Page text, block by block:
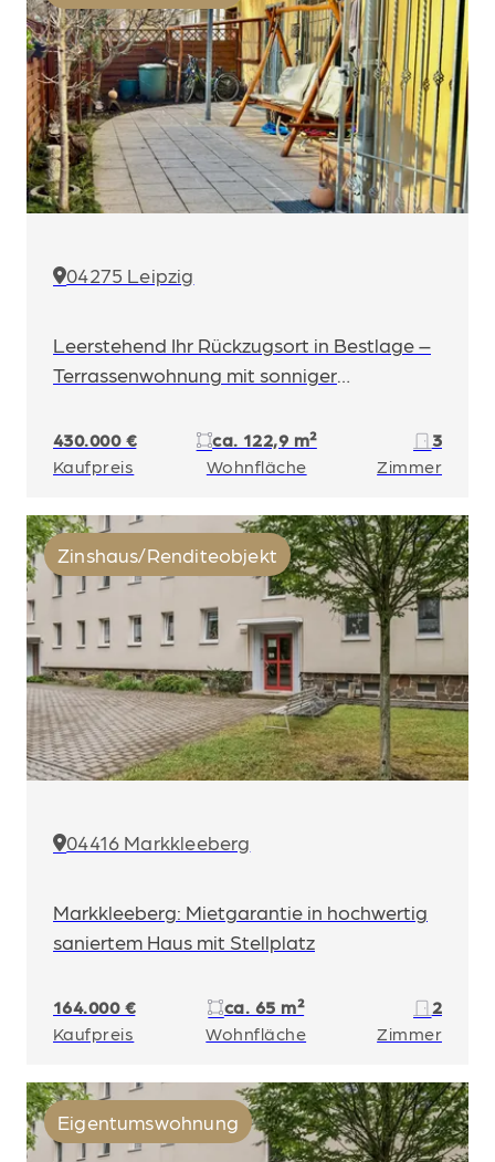
04275 Leipzig
Leerstehend Ihr Rückzugsort in Bestlage –
Terrassenwohnung mit sonniger
430.000 €
Kaufpreis
ca. 122,9 m²
Wohnfläche
3
Zimmer
Zinshaus/Renditeobjekt
04416 Markkleeberg
Markkleeberg: Mietgarantie in hochwertig
saniertem Haus mit Stellplatz
164.000 €
Kaufpreis
ca. 65 m²
Wohnfläche
2
Zimmer
Eigentumswohnung